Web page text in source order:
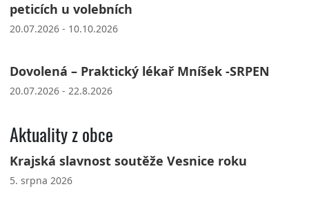
peticích u volebních
20.07.2026 - 10.10.2026
Dovolená – Praktický lékař Mníšek -SRPEN
20.07.2026 - 22.8.2026
Aktuality z obce
Krajská slavnost soutěže Vesnice roku
5. srpna 2026